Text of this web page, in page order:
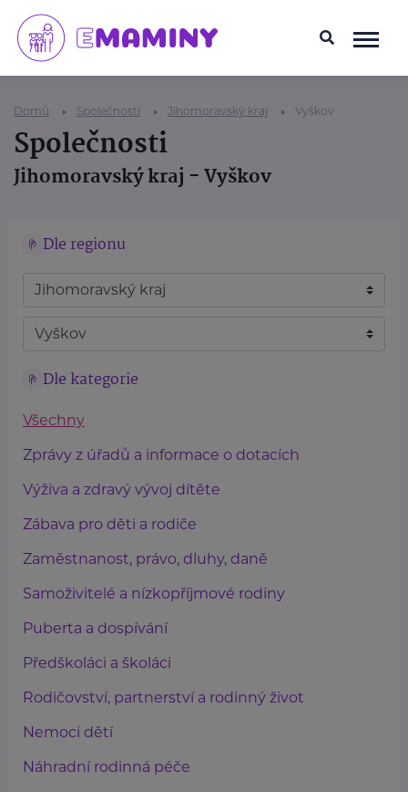
Domů Společnosti Jihomoravský kraj Vyškov
Společnosti
Jihomoravský kraj - Vyškov
Dle regionu
Dle kategorie
Všechny
Zprávy z úřadů a informace o dotacích
Výživa a zdravý vývoj dítěte
Zábava pro děti a rodiče
Zaměstnanost, právo, dluhy, daně
Samoživitelé a nízkopříjmové rodiny
Puberta a dospívání
Předškoláci a školáci
Rodičovství, partnerství a rodinný život
Nemoci dětí
Náhradní rodinná péče